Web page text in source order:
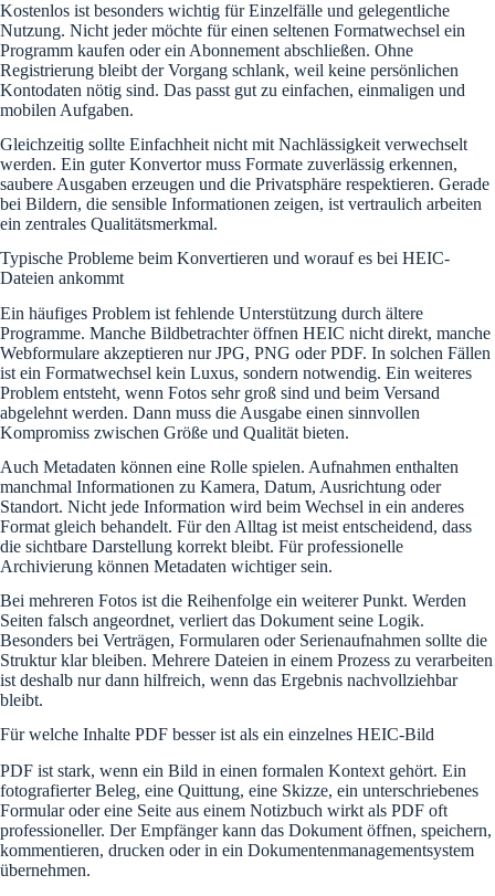
Kostenlos ist besonders wichtig für Einzelfälle und gelegentliche
Nutzung. Nicht jeder möchte für einen seltenen Formatwechsel ein
Programm kaufen oder ein Abonnement abschließen. Ohne
Registrierung bleibt der Vorgang schlank, weil keine persönlichen
Kontodaten nötig sind. Das passt gut zu einfachen, einmaligen und
mobilen Aufgaben.
Gleichzeitig sollte Einfachheit nicht mit Nachlässigkeit verwechselt
werden. Ein guter Konvertor muss Formate zuverlässig erkennen,
saubere Ausgaben erzeugen und die Privatsphäre respektieren. Gerade
bei Bildern, die sensible Informationen zeigen, ist vertraulich arbeiten
ein zentrales Qualitätsmerkmal.
Typische Probleme beim Konvertieren und worauf es bei HEIC-
Dateien ankommt
Ein häufiges Problem ist fehlende Unterstützung durch ältere
Programme. Manche Bildbetrachter öffnen HEIC nicht direkt, manche
Webformulare akzeptieren nur JPG, PNG oder PDF. In solchen Fällen
ist ein Formatwechsel kein Luxus, sondern notwendig. Ein weiteres
Problem entsteht, wenn Fotos sehr groß sind und beim Versand
abgelehnt werden. Dann muss die Ausgabe einen sinnvollen
Kompromiss zwischen Größe und Qualität bieten.
Auch Metadaten können eine Rolle spielen. Aufnahmen enthalten
manchmal Informationen zu Kamera, Datum, Ausrichtung oder
Standort. Nicht jede Information wird beim Wechsel in ein anderes
Format gleich behandelt. Für den Alltag ist meist entscheidend, dass
die sichtbare Darstellung korrekt bleibt. Für professionelle
Archivierung können Metadaten wichtiger sein.
Bei mehreren Fotos ist die Reihenfolge ein weiterer Punkt. Werden
Seiten falsch angeordnet, verliert das Dokument seine Logik.
Besonders bei Verträgen, Formularen oder Serienaufnahmen sollte die
Struktur klar bleiben. Mehrere Dateien in einem Prozess zu verarbeiten
ist deshalb nur dann hilfreich, wenn das Ergebnis nachvollziehbar
bleibt.
Für welche Inhalte PDF besser ist als ein einzelnes HEIC-Bild
PDF ist stark, wenn ein Bild in einen formalen Kontext gehört. Ein
fotografierter Beleg, eine Quittung, eine Skizze, ein unterschriebenes
Formular oder eine Seite aus einem Notizbuch wirkt als PDF oft
professioneller. Der Empfänger kann das Dokument öffnen, speichern,
kommentieren, drucken oder in ein Dokumentenmanagementsystem
übernehmen.